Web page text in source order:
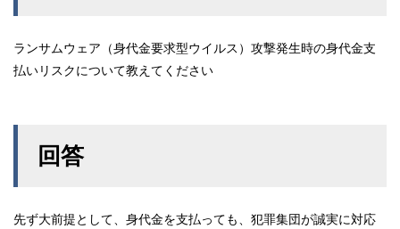
ランサムウェア（身代金要求型ウイルス）攻撃発生時の身代金支
払いリスクについて教えてください
回答
先ず大前提として、身代金を支払っても、犯罪集団が誠実に対応